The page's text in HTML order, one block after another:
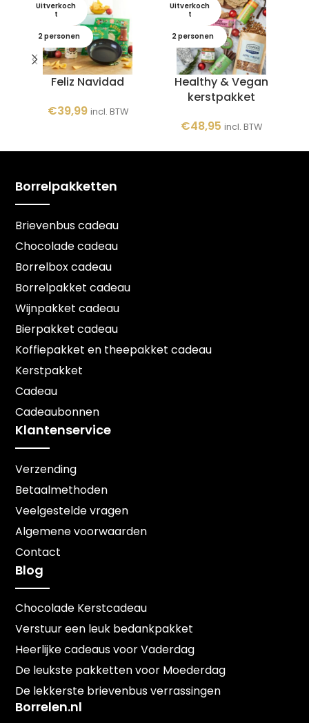
Uitverkoch
t
2 personen
Feliz Navidad
€39,99 incl. BTW
Uitverkoch
t
2 personen
Healthy & Vegan
kerstpakket
€48,95 incl. BTW
Borrelen.nl
Borrelpakketten
Brievenbus cadeau
Chocolade cadeau
Borrelbox cadeau
Borrelpakket cadeau
Wijnpakket cadeau
Bierpakket cadeau
Koffiepakket en theepakket cadeau
Kerstpakket
Cadeau
Cadeaubonnen
Klantenservice
Verzending
Betaalmethoden
Veelgestelde vragen
Algemene voorwaarden
Contact
Blog
Chocolade Kerstcadeau
Verstuur een leuk bedankpakket
Heerlijke cadeaus voor Vaderdag
De leukste pakketten voor Moederdag
De lekkerste brievenbus verrassingen